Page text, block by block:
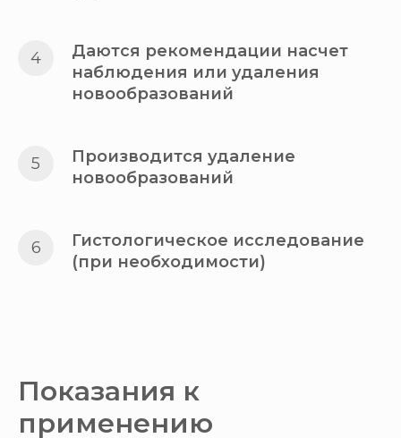
Даются рекомендации насчет
наблюдения или удаления
новообразований
Производится удаление
новообразований
Гистологическое исследование
(при необходимости)
Показания к
применению